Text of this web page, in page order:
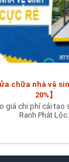
chữa nhà vệ
20%】
giá chi phí cải tạo
Ranh Phát